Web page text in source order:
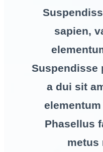
sapien,
Suspendisse
a dui sit
Phasellus
metus